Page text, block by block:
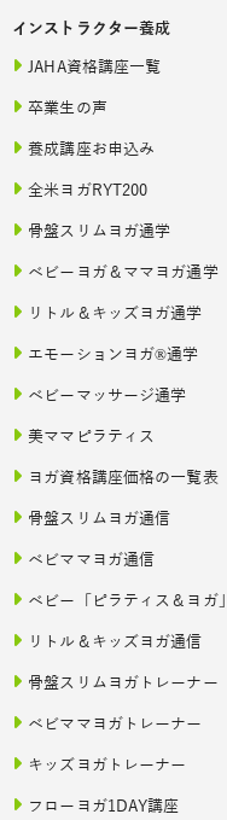
インストラクター養成
JAHA資格講座一覧
卒業生の声
養成講座お申込み
全米ヨガRYT200
骨盤スリムヨガ通学
ベビーヨガ＆ママヨガ通学
リトル＆キッズヨガ通学
エモーションヨガ®通学
ベビーマッサージ通学
美ママピラティス
ヨガ資格講座価格の一覧表
骨盤スリムヨガ通信
ベビママヨガ通信
ベビー「ピラティス＆ヨガ」
リトル＆キッズヨガ通信
骨盤スリムヨガトレーナー
ベビママヨガトレーナー
キッズヨガトレーナー
フローヨガ1DAY講座